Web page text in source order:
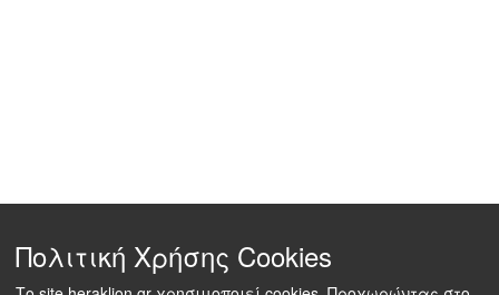
Πολιτική Χρήσης Cookies